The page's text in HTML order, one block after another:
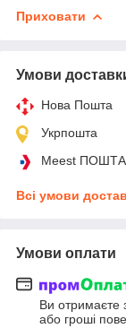
Приховати
Умови
Нова Пошта
Укрпошта
Meest ПОШТА
Всі умови
Умови оплати
Ви отримаєте
або гроші